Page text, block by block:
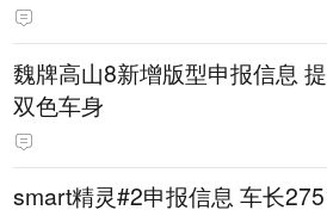
魏牌高山8新增版型申报信息
双色车身
smart精灵#2申报信息 车长